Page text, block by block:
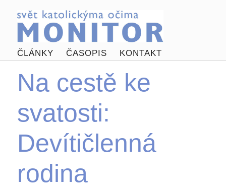
ČLÁNKY ČASOPIS KONTAKT
Na cestě ke
svatosti:
Devítičlenná
rodina